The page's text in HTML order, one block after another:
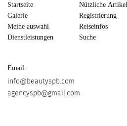
Startseite
Galerie
Meine auswahl
Dienstleistungen
Nützliche Artikel
Registrierung
Reiseinfos
Suche
Email:
info@beautyspb.com
agencyspb@gmail.com